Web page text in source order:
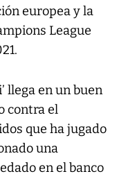
europea y la
League
llega en un buen
contra el
que ha jugado
una
en el banco